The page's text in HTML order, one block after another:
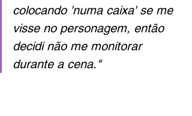
colocando 'numa caixa' se me
visse no personagem, então
decidi não me monitorar
durante a cena."